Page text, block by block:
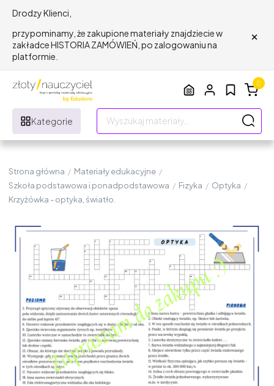
Drodzy Klienci,
przypominamy, że zakupione materiały znajdziecie w
zakładce HISTORIA ZAMÓWIEŃ, po zalogowaniu na
platformie.
×
Kategorie
0
Strona główna / Materiały edukacyjne /
Szkoła podstawowa i ponadpodstawowa / Fizyka / Optyka /
Krzyżówka - optyka, światło.